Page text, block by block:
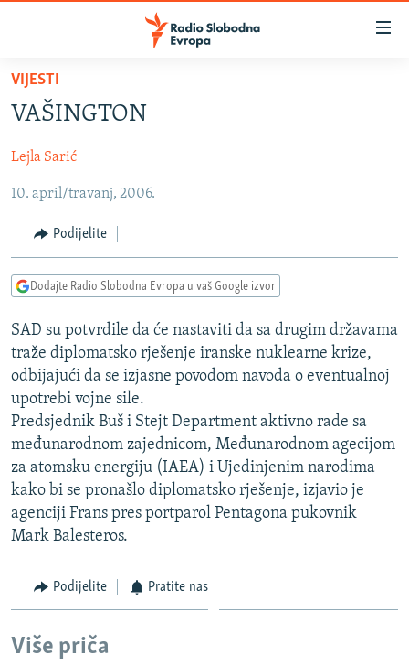
Pređite
glavni
Pređite
na
navigaciju
Pređite
na
pretragu
VIJESTI
SRBIJA
KOSOVO
CRNA GORA
VIZUELNO
VIDEO
FOTOGALERIJE
INFOGRAFIKE
PODCASTI
RAT U UKRAJINI
KINA NA BALKANU
RSE PRIČE IZ SVIJETA
ISPRIČAJ MI
DNEVNO@RSE
SPECIJALI RSE
VIŠE OD NASLOVA
POPLAVE I KLIZIŠTA U BIH 2024.
POST SCRIPTUM
PRATITE NAS
VIJESTI
VAŠINGTON
Lejla Sarić
10. april/travanj, 2006.
Podijelite
Dodajte Radio Slobodna Evropa u vaš Google izvor
SAD su potvrdile da će nastaviti da sa drugim državama
traže diplomatsko rješenje iranske nuklearne krize,
odbijajući da se izjasne povodom navoda o eventualnoj
upotrebi vojne sile.
Predsjednik Buš i Stejt Department aktivno rade sa
međunarodnom zajednicom, Međunarodnom agecijom
za atomsku energiju (IAEA) i Ujedinjenim narodima
kako bi se pronašlo diplomatsko rješenje, izjavio je
agenciji Frans pres portparol Pentagona pukovnik
Mark Balesteros.
Podijelite Pratite nas
Više priča